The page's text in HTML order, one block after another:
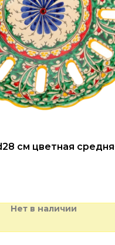
см цветная
Нет в наличии